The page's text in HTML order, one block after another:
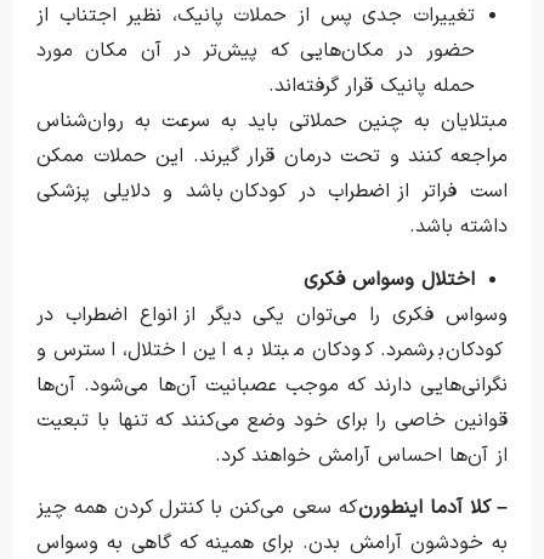
تغییرات جدی پس از حملات پانیک، نظیر اجتناب از
حضور در مکان‌هایی که پیش‌تر در آن مکان مورد
حمله پانیک قرار گرفته‌اند.
مبتلایان به چنین حملاتی باید به سرعت به روان‌شناس
مراجعه کنند و تحت درمان قرار گیرند. این حملات ممکن
است فراتر از اضطراب در کودکان باشد و دلایلی پزشکی
داشته باشد.
اختلال وسواس فکری
وسواس فکری را می‌توان یکی دیگر از انواع اضطراب در
کودکان برشمرد. کودکان مبتلا به این اختلال، استرس و
نگرانی‌هایی دارند که موجب عصبانیت آن‌ها می‌شود. آن‌ها
قوانین خاصی را برای خود وضع می‌کنند که تنها با تبعیت
از آن‌ها احساس آرامش خواهند کرد.
– کلا آدما اینطورنکه سعی می‌کنن با کنترل کردن همه چیز
به خودشون آرامش بدن. برای همینه که گاهی به وسواس